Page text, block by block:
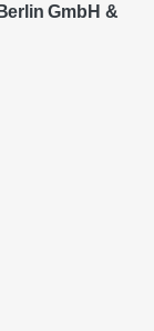
GmbH &